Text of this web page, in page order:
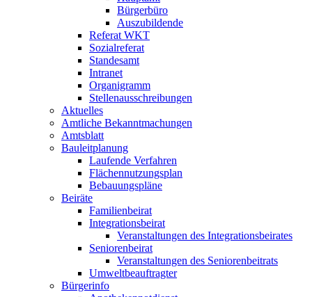
Bürgerbüro
Auszubildende
Referat WKT
Sozialreferat
Standesamt
Intranet
Organigramm
Stellenausschreibungen
Aktuelles
Amtliche Bekanntmachungen
Amtsblatt
Bauleitplanung
Laufende Verfahren
Flächennutzungsplan
Bebauungspläne
Beiräte
Familienbeirat
Integrationsbeirat
Veranstaltungen des Integrationsbeirates
Seniorenbeirat
Veranstaltungen des Seniorenbeitrats
Umweltbeauftragter
Bürgerinfo